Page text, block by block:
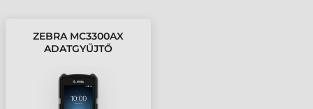
ZEBRA MC3300AX
ADATGYŰJTŐ